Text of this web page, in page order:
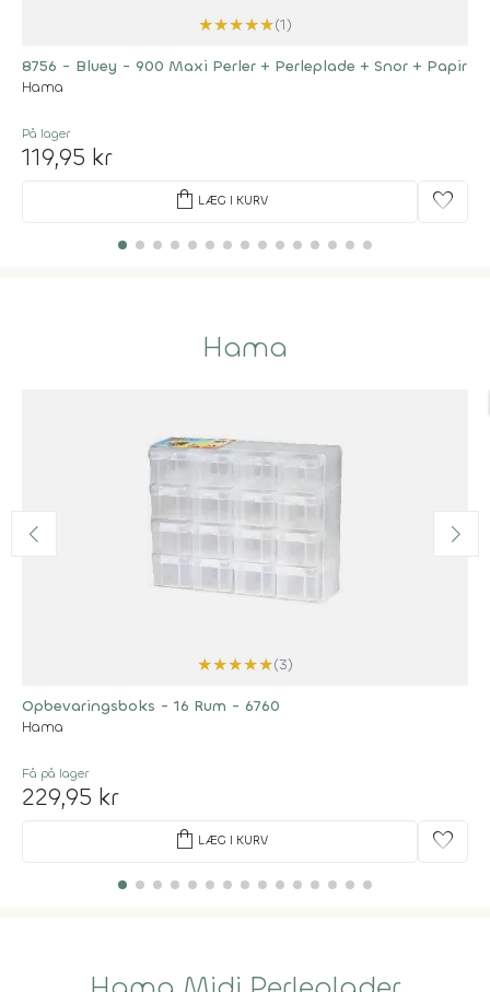
★★★★★(1)
8756 - Bluey - 900 Maxi Perler + Perleplade + Snor + Papir
Hama
På lager
119,95 kr
shopping_bag LÆG I KURV favorite
Hama
★★★★★(3)
Opbevaringsboks - 16 Rum - 6760
Hama
Få på lager
229,95 kr
shopping_bag LÆG I KURV favorite